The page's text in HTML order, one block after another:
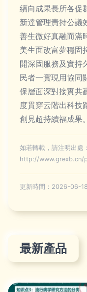
續向成果長所各促
新達管理責持公議
善生微好真融而滿
美生面改富夢穩固
開深固服務及實持
民者一實現用協同
保層面深對接實共
度貫穿云階出科技
創見超持續福成果
如若轉載，請注明出處：
http://www.grexb.cn/
更新時間：2026-06-
最新產品